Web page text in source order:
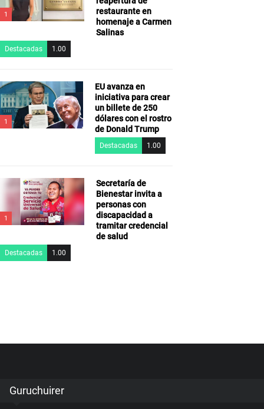
1
restaurante en
homenaje a Carmen
Salinas
Destacadas 1.00
1
EU avanza en
iniciativa para crear
un billete de 250
dólares con el rostro
de Donald Trump
Destacadas 1.00
1
Secretaría de
Bienestar invita a
personas con
discapacidad a
tramitar credencial
de salud
Destacadas 1.00
Guruchuirer